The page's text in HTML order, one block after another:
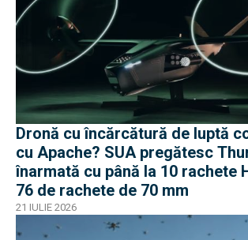
Dronă cu încărcătură de luptă
cu Apache? SUA pregătesc
înarmată cu până la 10 rachete
76 de rachete de 70 mm
21 IULIE 2026